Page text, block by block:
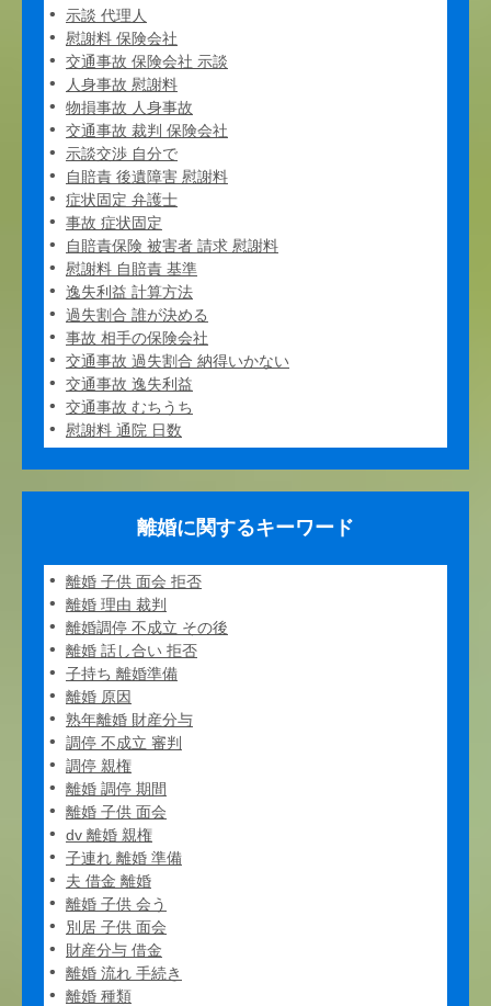
示談 代理人
慰謝料 保険会社
交通事故 保険会社 示談
人身事故 慰謝料
物損事故 人身事故
交通事故 裁判 保険会社
示談交渉 自分で
自賠責 後遺障害 慰謝料
症状固定 弁護士
事故 症状固定
自賠責保険 被害者 請求 慰謝料
慰謝料 自賠責 基準
逸失利益 計算方法
過失割合 誰が決める
事故 相手の保険会社
交通事故 過失割合 納得いかない
交通事故 逸失利益
交通事故 むちうち
慰謝料 通院 日数
離婚に関するキーワード
離婚 子供 面会 拒否
離婚 理由 裁判
離婚調停 不成立 その後
離婚 話し合い 拒否
子持ち 離婚準備
離婚 原因
熟年離婚 財産分与
調停 不成立 審判
調停 親権
離婚 調停 期間
離婚 子供 面会
dv 離婚 親権
子連れ 離婚 準備
夫 借金 離婚
離婚 子供 会う
別居 子供 面会
財産分与 借金
離婚 流れ 手続き
離婚 種類